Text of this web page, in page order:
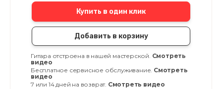
Купить в один клик
Добавить в корзину
Гитара отстроена в нашей мастерской. Смотреть
видео
Бесплатное сервисное обслуживание. Смотреть
видео
7 или 14 дней на возврат. Смотреть видео